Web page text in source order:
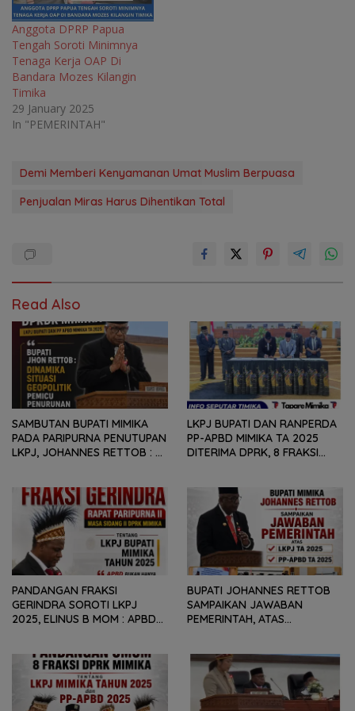
Anggota DPRP Papua
Tengah Soroti Minimnya
Tenaga Kerja OAP Di
Bandara Mozes Kilangin
Timika
29 January 2025
In "PEMERINTAH"
Demi Memberi Kenyamanan Umat Muslim Berpuasa
Penjualan Miras Harus Dihentikan Total
Read Also
SAMBUTAN BUPATI MIMIKA
PADA PARIPURNA PENUTUPAN
LKPJ, JOHANNES RETTOB :
PENURUNAN FISKAL DAERAH
LKPJ BUPATI DAN RANPERDA
PP-APBD MIMIKA TA 2025
DITERIMA DPRK, 8 FRAKSI
KEPADA PEMERINTAH DAERAH
PANDANGAN FRAKSI
GERINDRA SOROTI LKPJ
2025, ELINUS B MOM : APBD
TETAPI SEJAUH MANA
MAMPU MENJAWAB
KEBUTUHAN MASYARAKAT
BUPATI JOHANNES RETTOB
SAMPAIKAN JAWABAN
PEMERINTAH, ATAS
DAN RANPERDA PP- APBD
TAHUN ANGGARAN 2025